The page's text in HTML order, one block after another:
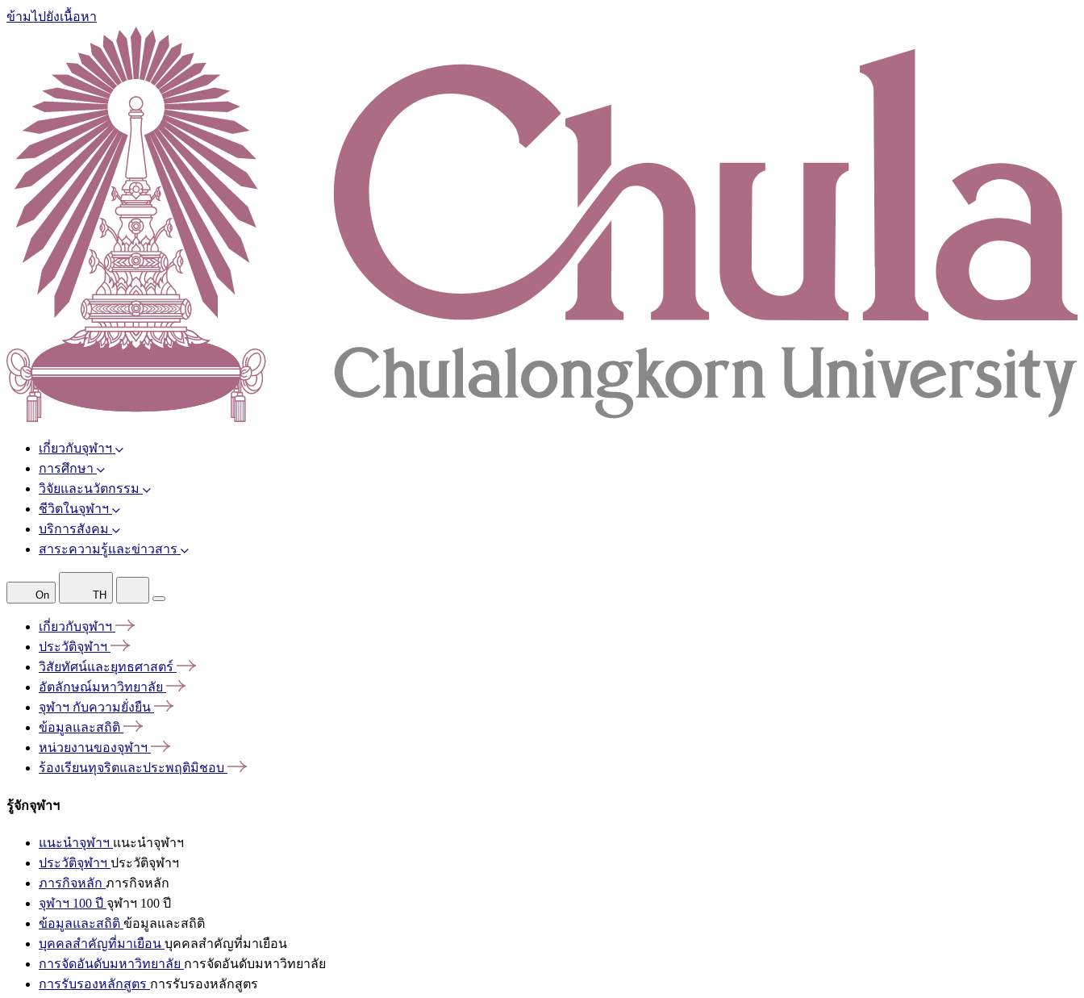
ข้ามไปยังเนื้อหา
เกี่ยวกับจุฬาฯ
การศึกษา
วิจัยและนวัตกรรม
ชีวิตในจุฬาฯ
บริการสังคม
สาระความรู้และข่าวสาร
On TH
เกี่ยวกับจุฬาฯ
ประวัติจุฬาฯ
วิสัยทัศน์และยุทธศาสตร์
อัตลักษณ์มหาวิทยาลัย
จุฬาฯ กับความยั่งยืน
ข้อมูลและสถิติ
หน่วยงานของจุฬาฯ
ร้องเรียนทุจริตและประพฤติมิชอบ
รู้จักจุฬาฯ
แนะนำจุฬาฯ แนะนำจุฬาฯ
ประวัติจุฬาฯ ประวัติจุฬาฯ
ภารกิจหลัก ภารกิจหลัก
จุฬาฯ 100 ปี จุฬาฯ 100 ปี
ข้อมูลและสถิติ ข้อมูลและสถิติ
บุคคลสำคัญที่มาเยือน บุคคลสำคัญที่มาเยือน
การจัดอันดับมหาวิทยาลัย การจัดอันดับมหาวิทยาลัย
การรับรองหลักสูตร การรับรองหลักสูตร